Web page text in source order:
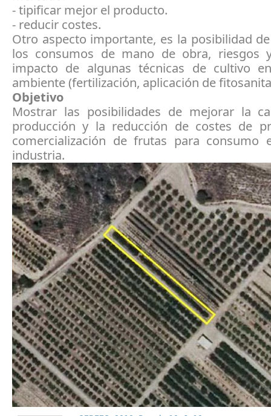
- tipificar mejor el producto.
- reducir costes.
Otro aspecto importante, es la posibilidad
los consumos de mano de obra, riesgos
impacto de algunas técnicas de cultivo
ambiente (fertilización, aplicación de
Objetivo
Mostrar las posibilidades de mejorar la
producción y la reducción de costes de
comercialización de frutas para consumo
industria.